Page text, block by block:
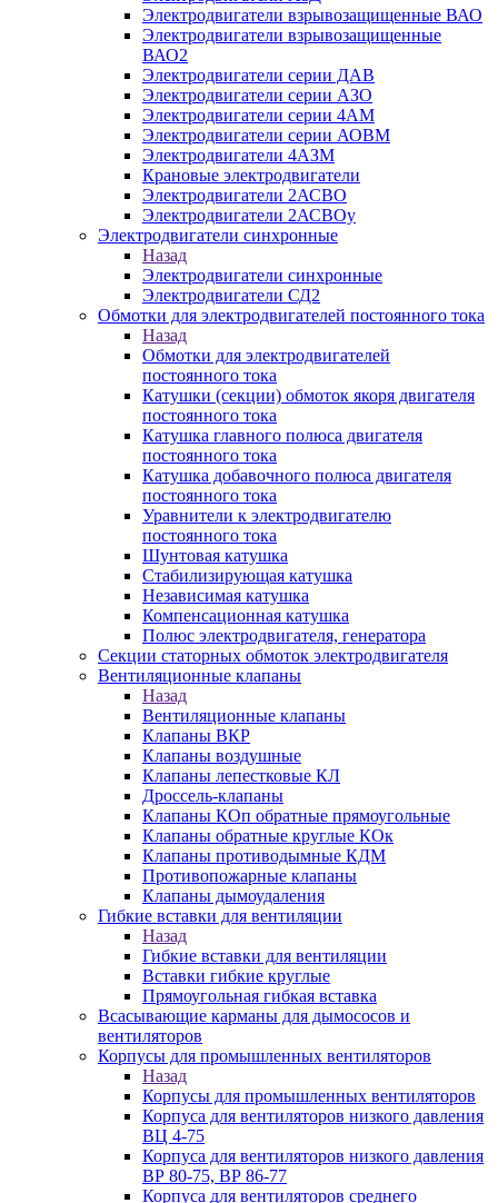
Электродвигатели взрывозащищенные ВАО
Электродвигатели взрывозащищенные
ВАО2
Электродвигатели серии ДАВ
Электродвигатели серии АЗО
Электродвигатели серии 4АМ
Электродвигатели серии АОВМ
Электродвигатели 4АЗМ
Крановые электродвигатели
Электродвигатели 2АСВО
Электродвигатели 2АСВОу
Электродвигатели синхронные
Назад
Электродвигатели синхронные
Электродвигатели СД2
Обмотки для электродвигателей постоянного тока
Назад
Обмотки для электродвигателей
постоянного тока
Катушки (секции) обмоток якоря двигателя
постоянного тока
Катушка главного полюса двигателя
постоянного тока
Катушка добавочного полюса двигателя
постоянного тока
Уравнители к электродвигателю
постоянного тока
Шунтовая катушка
Стабилизирующая катушка
Независимая катушка
Компенсационная катушка
Полюс электродвигателя, генератора
Секции статорных обмоток электродвигателя
Вентиляционные клапаны
Назад
Вентиляционные клапаны
Клапаны ВКР
Клапаны воздушные
Клапаны лепестковые КЛ
Дроссель-клапаны
Клапаны КОп обратные прямоугольные
Клапаны обратные круглые КОк
Клапаны противодымные КДМ
Противопожарные клапаны
Клапаны дымоудаления
Гибкие вставки для вентиляции
Назад
Гибкие вставки для вентиляции
Вставки гибкие круглые
Прямоугольная гибкая вставка
Всасывающие карманы для дымососов и
вентиляторов
Корпусы для промышленных вентиляторов
Назад
Корпусы для промышленных вентиляторов
Корпуса для вентиляторов низкого давления
ВЦ 4-75
Корпуса для вентиляторов низкого давления
ВР 80-75, ВР 86-77
Корпуса для вентиляторов среднего